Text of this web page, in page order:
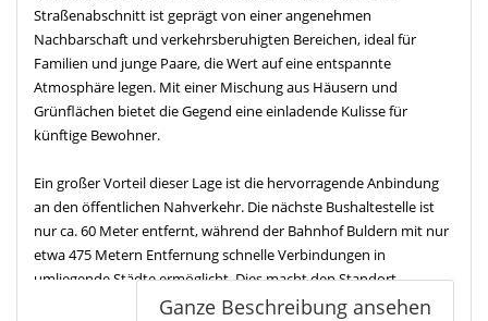
Straßenabschnitt ist geprägt von einer angenehmen
Nachbarschaft und verkehrsberuhigten Bereichen, ideal für
Familien und junge Paare, die Wert auf eine entspannte
Atmosphäre legen. Mit einer Mischung aus Häusern und
Grünflächen bietet die Gegend eine einladende Kulisse für
künftige Bewohner.
Ein großer Vorteil dieser Lage ist die hervorragende Anbindung
an den öffentlichen Nahverkehr. Die nächste Bushaltestelle ist
nur ca. 60 Meter entfernt, während der Bahnhof Buldern mit nur
etwa 475 Metern Entfernung schnelle Verbindungen in
umliegende Städte ermöglicht. Dies macht den Standort
besonders attraktiv für Pendler.Ganze Beschreibung ansehen